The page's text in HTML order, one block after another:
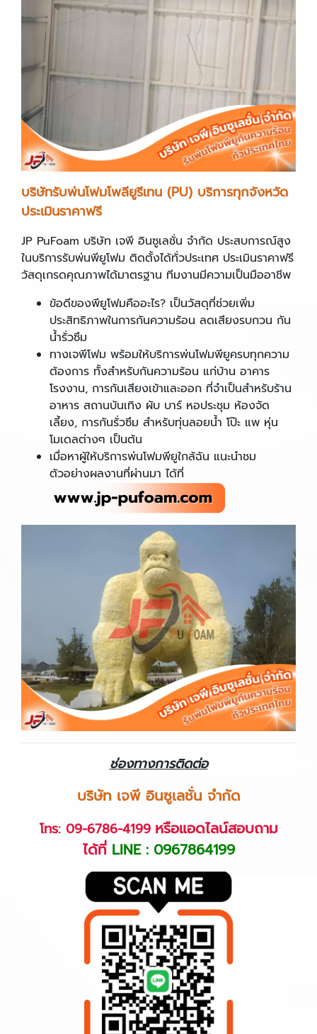
บริษัทรับพ่นโฟมโพลียูรีเทน (PU) บริการทุกจังหวัด
ประเมินราคาฟรี
JP PuFoam บริษัท เจพี อินซูเลชั่น จำกัด ประสบการณ์สูง
ในบริการรับพ่นพียูโฟม ติดตั้งได้ทั่วประเทศ ประเมินราคาฟรี
วัสดุเกรดคุณภาพได้มาตรฐาน ทีมงานมีความเป็นมืออาชีพ
ข้อดีของพียูโฟมคืออะไร? เป็นวัสดุที่ช่วยเพิ่ม
ประสิทธิภาพในการกันความร้อน ลดเสียงรบกวน กัน
น้ำรั่วซึม
ทางเจพีโฟม พร้อมให้บริการพ่นโฟมพียูครบทุกความ
ต้องการ ทั้งสำหรับกันความร้อน แก่บ้าน อาคาร
โรงงาน, การกันเสียงเข้าและออก ที่จำเป็นสำหรับร้าน
อาหาร สถานบันเทิง ผับ บาร์ หอประชุม ห้องจัด
เลี้ยง, การกันรั่วซึม สำหรับทุ่นลอยน้ำ โป๊ะ แพ หุ่น
โมเดลต่างๆ เป็นต้น
เมื่อหาผู้ให้บริการพ่นโฟมพียูใกล้ฉัน แนะนำชม
ตัวอย่างผลงานที่ผ่านมา ได้ที่
ช่องทางการติดต่อ
บริษัท เจพี อินซูเลชั่น จำกัด
โทร: 09-6786-4199 หรือแอดไลน์สอบถาม
ได้ที่ LINE : 0967864199